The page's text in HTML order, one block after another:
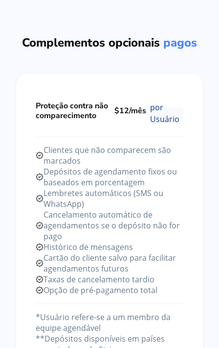
Complementos opcionais pagos
Proteção contra não
comparecimento
$12/mês por
Usuário
Clientes que não comparecem são
marcados
Depósitos de agendamento fixos ou
baseados em porcentagem
Lembretes automáticos (SMS ou
WhatsApp)
Cancelamento automático de
agendamentos se o depósito não for
pago
Histórico de mensagens
Cartão do cliente salvo para facilitar
agendamentos futuros
Taxas de cancelamento tardio
Opção de pré-pagamento total
*Usuário refere-se a um membro da
equipe agendável
**Depósitos disponíveis em países